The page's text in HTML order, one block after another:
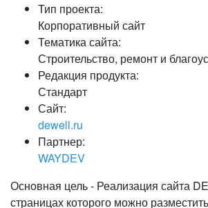
Запомнить
Забыли свой пароль?
Тип проекта:
Корпоративный сайт
Тематика сайта:
Строительство, ремонт и
Редакция продукта:
Стандарт
Сайт:
dewell.ru
Партнер:
WAYDEV
Основная цель - Реализация сайта
страницах которого можно